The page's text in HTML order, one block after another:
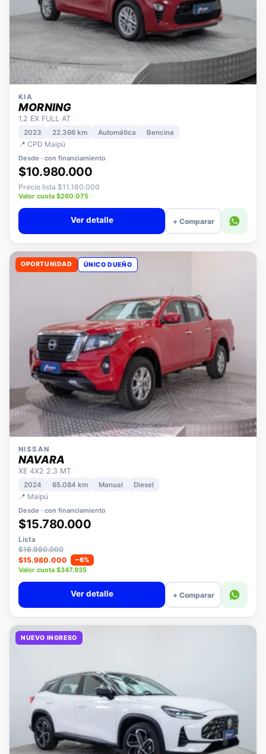
KIA
MORNING
1.2 EX FULL AT
2023 22.366 km
📍 CPD Maipú
Desde · con financiamiento
$10.980.000
Precio lista $11.180.000
Valor cuota $260.075
+ Comparar
OPORTUNIDAD
NISSAN
NAVARA
XE 4X2 2.3 MT
2024
📍 Maipú
Desde · con financiamiento
$15.780.000
Lista
$16.980.000
$15.980.000
−6%
Valor cuota $347.935
+ Comparar